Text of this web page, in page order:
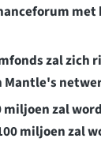
zal zich
miljoen zal
miljoen zal